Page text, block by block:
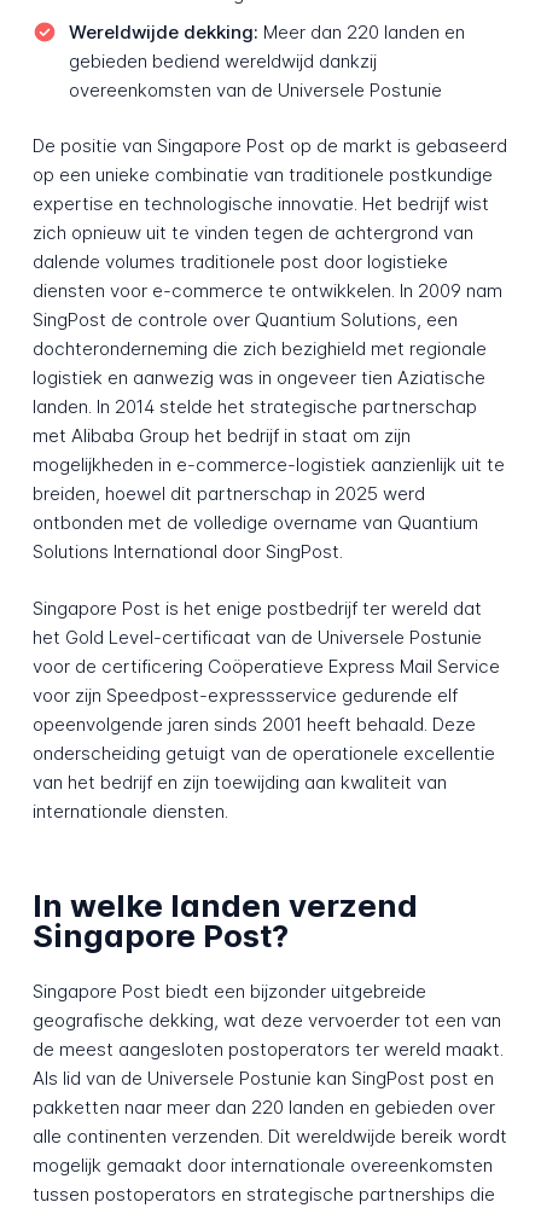
Wereldwijde dekking: Meer dan 220 landen en
gebieden bediend wereldwijd dankzij
overeenkomsten van de Universele Postunie
De positie van Singapore Post op de markt is gebaseerd
op een unieke combinatie van traditionele postkundige
expertise en technologische innovatie. Het bedrijf wist
zich opnieuw uit te vinden tegen de achtergrond van
dalende volumes traditionele post door logistieke
diensten voor e-commerce te ontwikkelen. In 2009 nam
SingPost de controle over Quantium Solutions, een
dochteronderneming die zich bezighield met regionale
logistiek en aanwezig was in ongeveer tien Aziatische
landen. In 2014 stelde het strategische partnerschap
met Alibaba Group het bedrijf in staat om zijn
mogelijkheden in e-commerce-logistiek aanzienlijk uit te
breiden, hoewel dit partnerschap in 2025 werd
ontbonden met de volledige overname van Quantium
Solutions International door SingPost.
Singapore Post is het enige postbedrijf ter wereld dat
het Gold Level-certificaat van de Universele Postunie
voor de certificering Coöperatieve Express Mail Service
voor zijn Speedpost-expressservice gedurende elf
opeenvolgende jaren sinds 2001 heeft behaald. Deze
onderscheiding getuigt van de operationele excellentie
van het bedrijf en zijn toewijding aan kwaliteit van
internationale diensten.
In welke landen verzend
Singapore Post?
Singapore Post biedt een bijzonder uitgebreide
geografische dekking, wat deze vervoerder tot een van
de meest aangesloten postoperators ter wereld maakt.
Als lid van de Universele Postunie kan SingPost post en
pakketten naar meer dan 220 landen en gebieden over
alle continenten verzenden. Dit wereldwijde bereik wordt
mogelijk gemaakt door internationale overeenkomsten
tussen postoperators en strategische partnerships die